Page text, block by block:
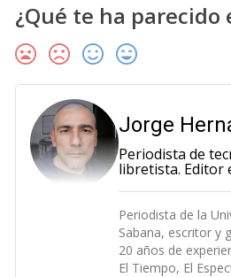
¿Qué te ha
Jorge
Periodista de
libretista. Editor
Periodista de la
Sabana, escritor y
20 años de
El Tiempo, El